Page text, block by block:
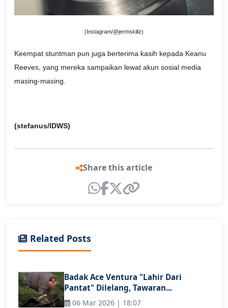
(Instagram/@jermskillz)
Keempat stuntman pun juga berterima kasih kepada Keanu
Reeves, yang mereka sampaikan lewat akun sosial media
masing-masing.
(stefanus/IDWS)
Share this article
Related Posts
Badak Ace Ventura "Lahir Dari
Pantat" Dilelang, Tawaran...
06 Mar 2026 | 18:07